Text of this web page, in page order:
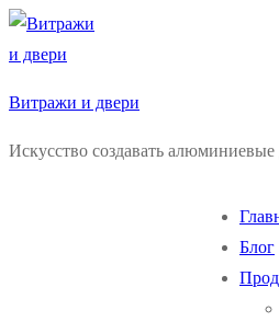
Перейти
к
Меню
Закрыть
Витражи и двери
Искусство создавать алюминиевые
Блог